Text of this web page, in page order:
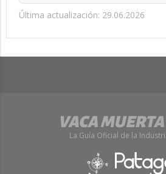
Última actualización: 29.06.2026
La Guía Oficial de la